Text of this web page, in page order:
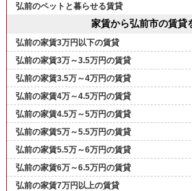
弘前のペットと暮らせる賃貸
家賃から弘前市の賃貸
弘前の家賃3万円以下の賃貸
弘前の家賃3万～3.5万円の賃貸
弘前の家賃3.5万～4万円の賃貸
弘前の家賃4万～4.5万円の賃貸
弘前の家賃4.5万～5万円の賃貸
弘前の家賃5万～5.5万円の賃貸
弘前の家賃5.5万～6万円の賃貸
弘前の家賃6万～6.5万円の賃貸
弘前の家賃7万円以上の賃貸